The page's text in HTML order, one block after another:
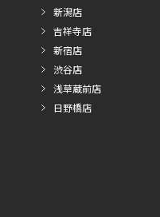
新潟店
吉祥寺店
新宿店
渋谷店
浅草蔵前店
日野橋店